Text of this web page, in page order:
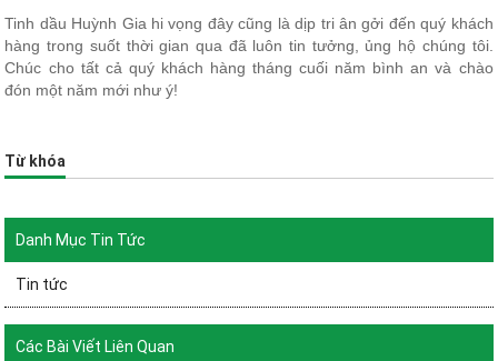
Tinh dầu Huỳnh Gia hi vọng đây cũng là dịp tri ân gởi đến quý khách
hàng trong suốt thời gian qua đã luôn tin tưởng, ủng hộ chúng tôi.
Chúc cho tất cả quý khách hàng tháng cuối năm bình an và chào
đón một năm mới như ý!
Từ khóa
Danh Mục Tin Tức
Tin tức
Các Bài Viết Liên Quan